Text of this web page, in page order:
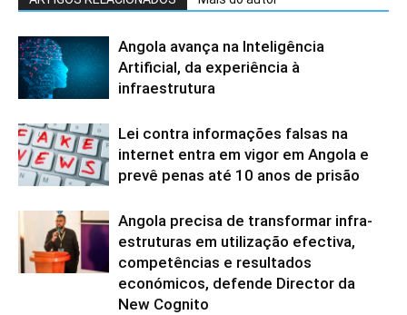
Angola avança na Inteligência
Artificial, da experiência à
infraestrutura
Lei contra informações falsas na
internet entra em vigor em Angola e
prevê penas até 10 anos de prisão
Angola precisa de transformar infra-
estruturas em utilização efectiva,
competências e resultados
económicos, defende Director da
New Cognito